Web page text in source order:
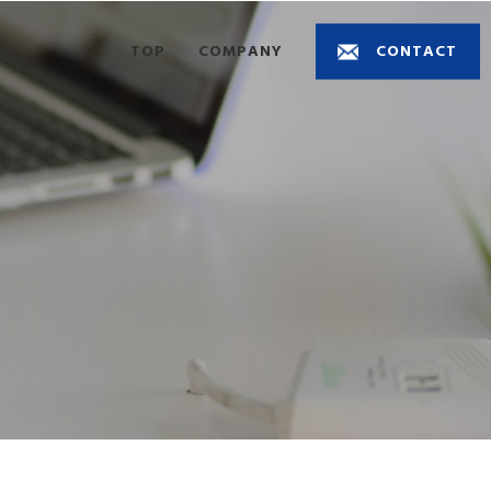
TOP COMPANY CONTACT